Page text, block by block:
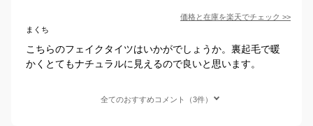
価格と在庫を楽天でチェック >>
まくち
こちらのフェイクタイツはいかがでしょうか。裏起毛で暖
かくとてもナチュラルに見えるので良いと思います。
全てのおすすめコメント（3件）